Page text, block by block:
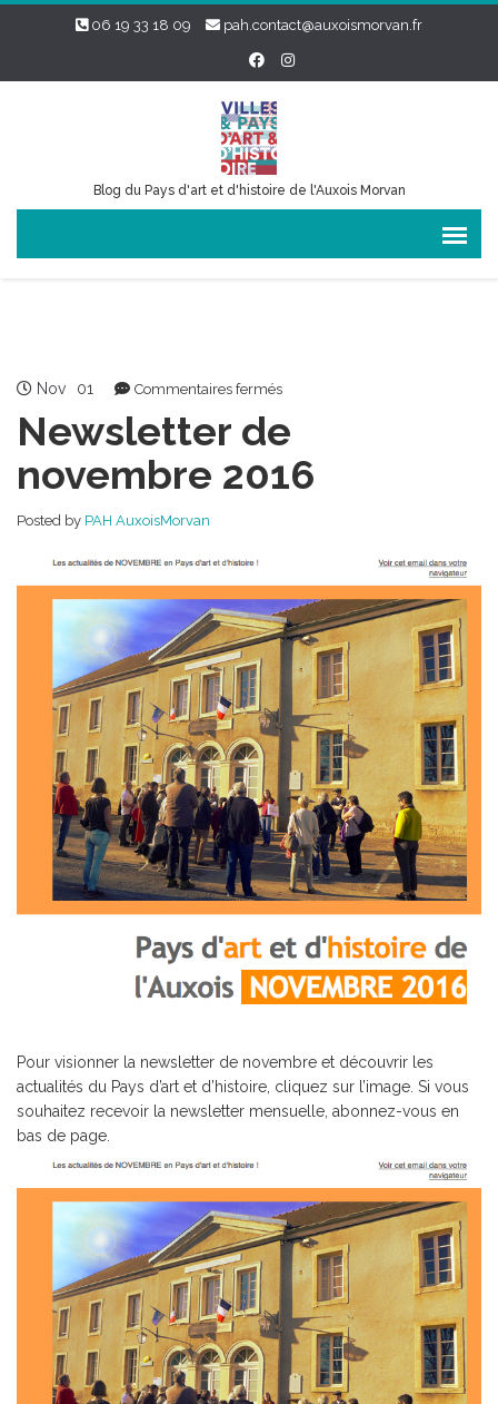
06 19 33 18 09 pah.contact@auxoismorvan.fr
Blog du Pays d'art et d'histoire de l'Auxois Morvan
Nov 01 Commentaires ferméssur
de
novembre
2016
Newsletter de
novembre 2016
Posted by PAH AuxoisMorvan
Pour visionner la newsletter de novembre et découvrir les
actualités du Pays d’art et d’histoire, cliquez sur l’image. Si vous
souhaitez recevoir la newsletter mensuelle, abonnez-vous en
bas de page.